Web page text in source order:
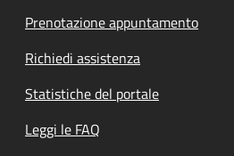
Prenotazione appuntamento
Richiedi assistenza
Statistiche del portale
Leggi le FAQ